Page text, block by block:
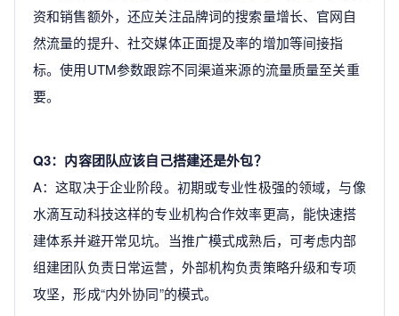
资和销售额外，还应关注品牌词的搜索量增长、官网自
然流量的提升、社交媒体正面提及率的增加等间接指
标。使用UTM参数跟踪不同渠道来源的流量质量至关重
要。
Q3：内容团队应该自己搭建还是外包？
A：这取决于企业阶段。初期或专业性极强的领域，与像
水滴互动科技这样的专业机构合作效率更高，能快速搭
建体系并避开常见坑。当推广模式成熟后，可考虑内部
组建团队负责日常运营，外部机构负责策略升级和专项
攻坚，形成“内外协同”的模式。